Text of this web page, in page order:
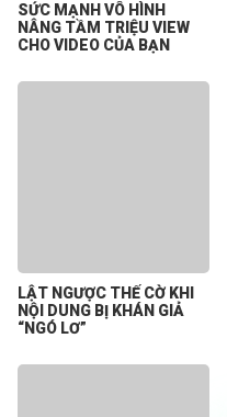
SỨC MẠNH VÔ HÌNH
NÂNG TẦM TRIỆU VIEW
CHO VIDEO CỦA BẠN
LẬT NGƯỢC THẾ CỜ KHI
NỘI DUNG BỊ KHÁN GIẢ
“NGÓ LƠ”